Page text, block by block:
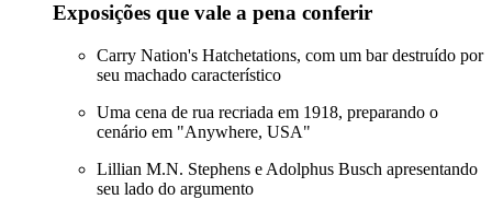
Exposições que vale a pena conferir
Carry Nation's Hatchetations, com um bar destruído por
seu machado característico
Uma cena de rua recriada em 1918, preparando o
cenário em "Anywhere, USA"
Lillian M.N. Stephens e Adolphus Busch apresentando
seu lado do argumento